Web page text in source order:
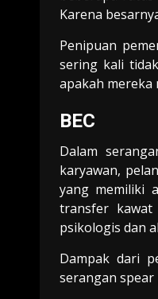
Karena
Penipuan
sering kali
apakah mereka
BEC
Dalam
karyawan,
yang memiliki
transfer kawat
psikologis dan
Dampak dari
serangan spear